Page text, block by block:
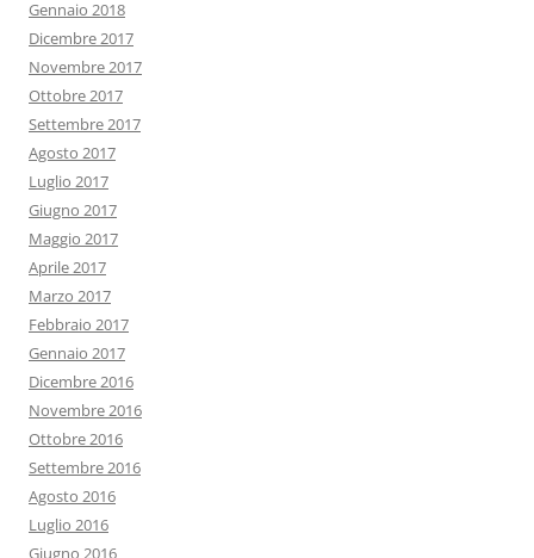
Gennaio 2018
Dicembre 2017
Novembre 2017
Ottobre 2017
Settembre 2017
Agosto 2017
Luglio 2017
Giugno 2017
Maggio 2017
Aprile 2017
Marzo 2017
Febbraio 2017
Gennaio 2017
Dicembre 2016
Novembre 2016
Ottobre 2016
Settembre 2016
Agosto 2016
Luglio 2016